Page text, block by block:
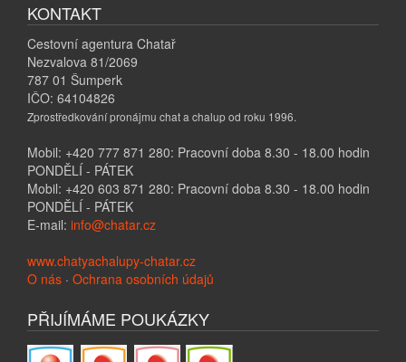
KONTAKT
Cestovní agentura Chatař
Nezvalova 81/2069
787 01 Šumperk
IČO: 64104826
Zprostředkování pronájmu chat a chalup od roku 1996.
Mobil: +420 777 871 280: Pracovní doba 8.30 - 18.00 hodin
PONDĚLÍ - PÁTEK
Mobil: +420 603 871 280: Pracovní doba 8.30 - 18.00 hodin
PONDĚLÍ - PÁTEK
E-mail: info@chatar.cz
www.chatyachalupy-chatar.cz
O nás · Ochrana osobních údajů
PŘIJÍMÁME POUKÁZKY